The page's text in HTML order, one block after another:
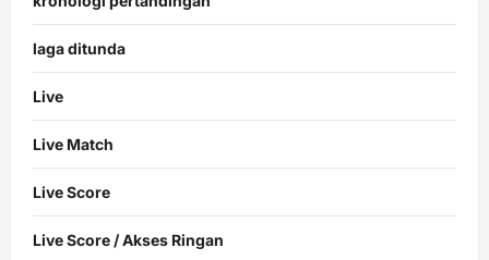
laga ditunda
Live
Live Match
Live Score
Live Score / Akses Ringan